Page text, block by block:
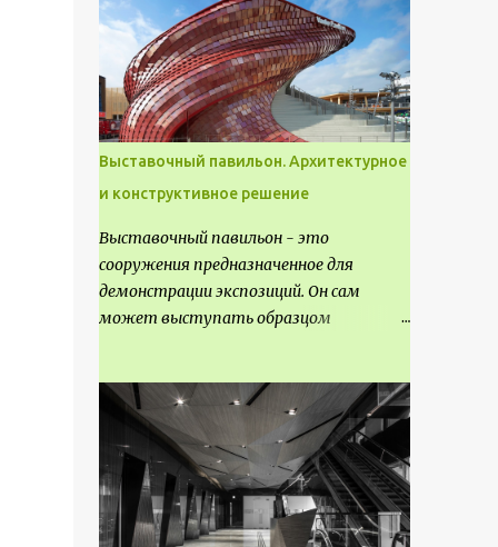
Различают несколько видов
ландшафта, которые отличаются
друг от друга не только оформлением,
но и видом деятельность происходящей
на них. Одни используют в качестве
выращивания агрокультур. Другие для
строительства населенных пунктов и
т.д.
Выставочный павильон. Архитектурное
и конструктивное решение
Выставочный павильон - это
сооружения предназначенное для
демонстрации экспозиций. Он сам
может выступать образцом
достижений. Как правило, это
относится к международным и
всемирным выставкам. Выставочные
павильоны классифицируют на:
универсальные тематические
временные постоянные передвижные